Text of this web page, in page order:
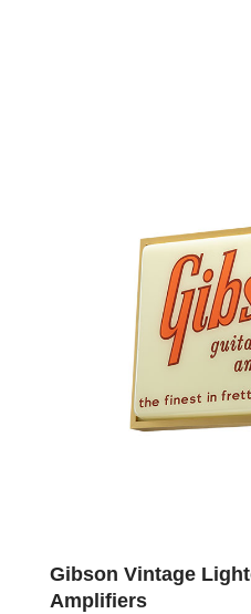
Gibson Vintage
Amplifiers